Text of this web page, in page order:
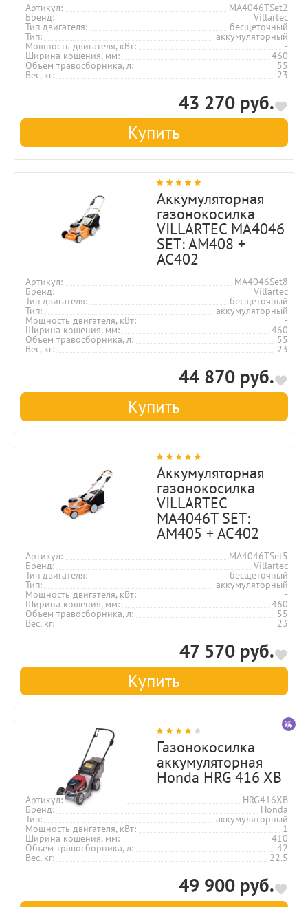
Артикул MA4046TSet2
Бренд Villartec
Тип двигателя бесщеточный
Тип аккумуляторный
Мощность двигателя, кВт -
Ширина кошения, мм 460
Объем травосборника, л 55
Вес, кг 23
43 270 руб.
Купить
Аккумуляторная
газонокосилка
VILLARTEC MA4046
SET: AM408 +
AC402
Артикул MA4046Set8
Бренд Villartec
Тип двигателя бесщеточный
Тип аккумуляторный
Мощность двигателя, кВт -
Ширина кошения, мм 460
Объем травосборника, л 55
Вес, кг 23
44 870 руб.
Купить
Аккумуляторная
газонокосилка
VILLARTEC
MA4046T SET:
AM405 + AC402
Артикул MA4046TSet5
Бренд Villartec
Тип двигателя бесщеточный
Тип аккумуляторный
Мощность двигателя, кВт -
Ширина кошения, мм 460
Объем травосборника, л 55
Вес, кг 23
47 570 руб.
Купить
Газонокосилка
аккумуляторная
Honda HRG 416 XB
Артикул HRG416XB
Бренд Honda
Тип аккумуляторный
Мощность двигателя, кВт 1
Ширина кошения, мм 410
Объем травосборника, л 42
Вес, кг 22.5
49 900 руб.